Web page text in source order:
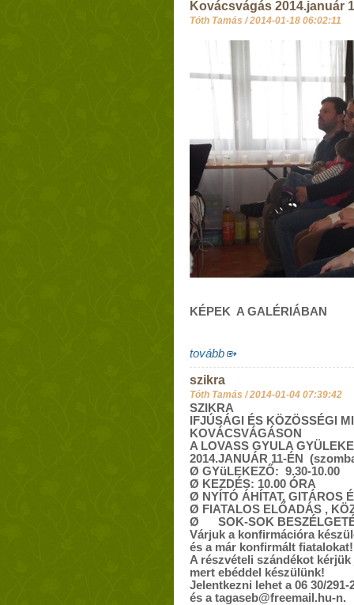
Kovácsvágás 2014.január
Tóth Tamás /2014-01-18 06:02:11
KÉPEK A GALÉRIÁBAN
tovább
szikra
Tóth Tamás /2014-01-04 07:39:42
SZIKRA
IFJÚSÁGI ÉS KÖZÖSSÉGI
KOVÁCSVÁGÁSON
A LOVASS GYULA
2014.JANUÁR 11-ÉN
Ø GYüLEKEZŐ: 9.30-10.00
Ø KEZDÉS: 10.00 ÓRA
Ø NYÍTÓ ÁHÍTAT, GITÁROS
Ø FIATALOS ELŐADÁS ,
Ø SOK-SOK
Várjuk a konfirmációra
és a már konfirmált fiatalokat!
A részvételi szándékot kérjük
mert ebéddel készülünk!
Jelentkezni lehet a 06 30/291-
és a tagaseb@freemail.hu-n.